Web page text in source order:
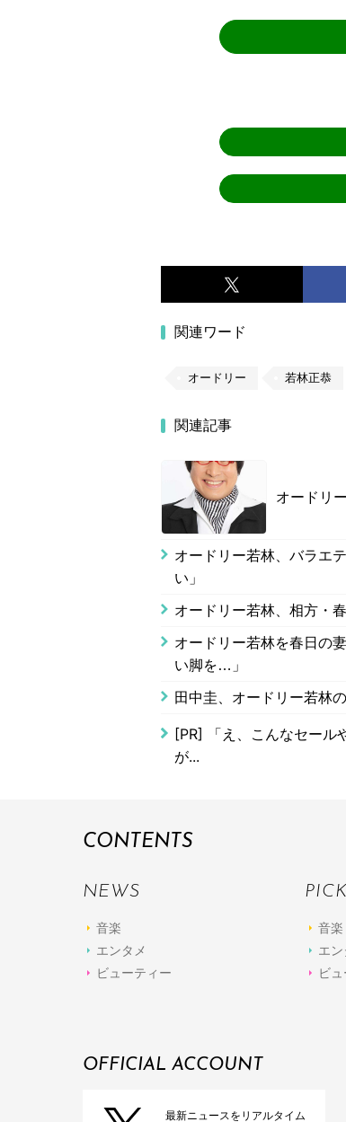
関連ワード
オードリー 若林正恭
関連記事
オードリ
オードリー若林、バラエ
い」
オードリー若林、相方・
オードリー若林を春日の
い脚を…」
田中圭、オードリー若林
[PR] 「え、こんなセー
が...
CONTENTS
NEWS
音楽
エンタメ
ビューティー
音楽
エン
ビ
OFFICIAL ACCOUNT
最新ニュースをリアルタイム